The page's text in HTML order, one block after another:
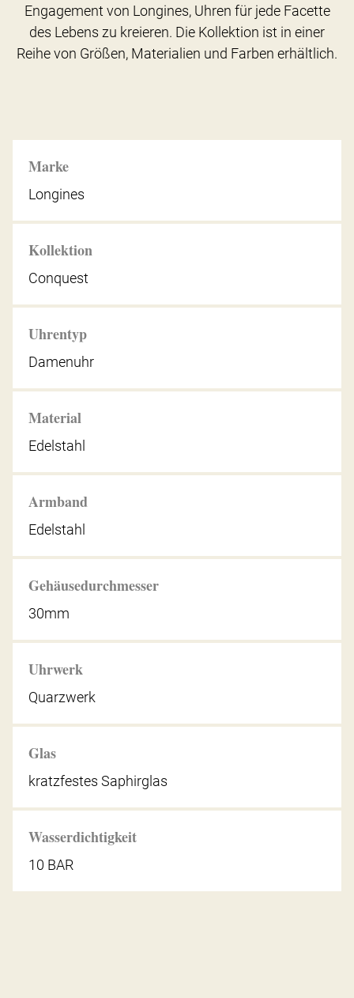
Marke
Longines
Kollektion
Conquest
Uhrentyp
Damenuhr
Material
Edelstahl
Armband
Edelstahl
Gehäusedurchmesser
30mm
Uhrwerk
Quarzwerk
Glas
kratzfestes Saphirglas
Wasserdichtigkeit
10 BAR
Engagement von Longines, Uhren für jede Facette
des Lebens zu kreieren. Die Kollektion ist in einer
Reihe von Größen, Materialien und Farben erhältlich.